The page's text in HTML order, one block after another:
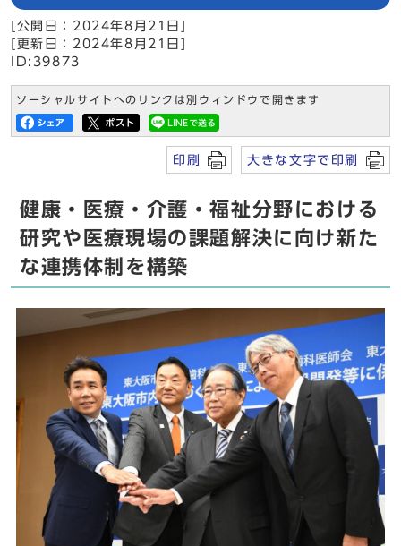
[公開日：2024年8月21日]
[更新日：2024年8月21日]
ID:39873
ソーシャルサイトへのリンクは別ウィンドウで開きます
印刷 大きな文字で印刷
健康・医療・介護・福祉分野における
研究や医療現場の課題解決に向け新た
な連携体制を構築